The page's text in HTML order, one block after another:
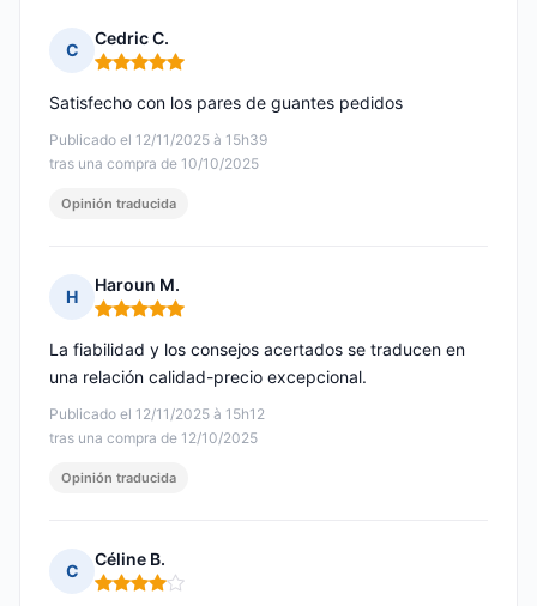
C
Cedric C.
Nota: 5 de 5
Publicado el 12/11/2025 à 15h39
tras una compra de 10/10/2025
Satisfecho con los pares de guantes pedidos
Opinión traducida
H
Haroun M.
Nota: 5 de 5
Publicado el 12/11/2025 à 15h12
tras una compra de 12/10/2025
La fiabilidad y los consejos acertados se traducen en
una relación calidad-precio excepcional.
Opinión traducida
C
Céline B.
Nota: 4 de 5